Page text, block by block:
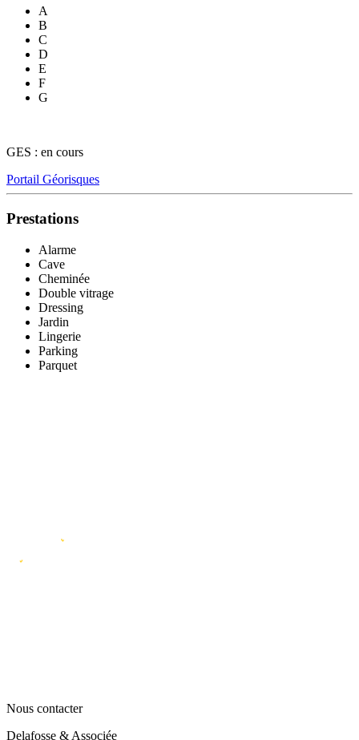
A
B
C
D
E
F
G
GES : en cours
Portail Géorisques
Prestations
Alarme
Cave
Cheminée
Double vitrage
Dressing
Jardin
Lingerie
Parking
Parquet
Nous contacter
Delafosse & Associée